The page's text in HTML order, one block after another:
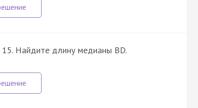
15. Найдите длину медианы BD.